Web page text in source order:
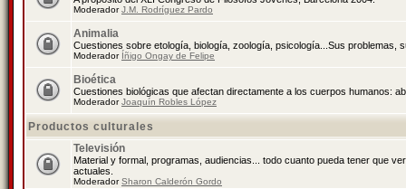
ModeradorJ.M. Rodríguez Pardo
Animalia
Cuestiones sobre etología, biología, zoología, psicología...Sus problemas,
Moderador Íñigo Ongay de Felipe
Bioética
Cuestiones biológicas que afectan directamente a los cuerpos humanos:
ModeradorJoaquín Robles López
Productos culturales
Televisión
Material y formal, programas, audiencias... todo cuanto pueda tener que
actuales.
ModeradorSharon Calderón Gordo